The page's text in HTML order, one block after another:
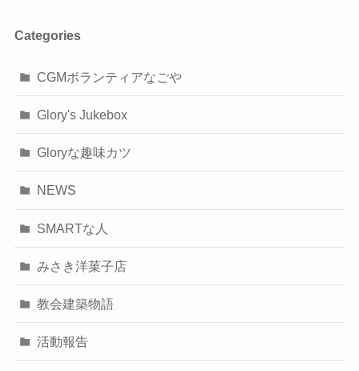
Categories
CGMボランティアなごや
Glory's Jukebox
Gloryな趣味カツ
NEWS
SMARTな人
みさき洋菓子店
教会建築物語
活動報告